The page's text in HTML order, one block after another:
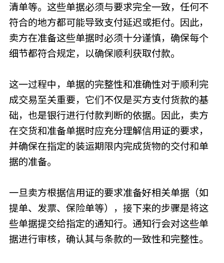
清单等。这些单据必须与要求完全一致，任何不
符合的地方都可能导致支付延迟或拒付。因此，
卖方在准备这些单据时必须十分谨慎，确保每个
细节都符合规定，以确保顺利获取付款。
这一过程中，单据的完整性和准确性对于顺利完
成交易至关重要，它们不仅是买方支付货款的基
础，也是银行进行付款判断的依据。因此，卖方
在交货和准备单据时应充分理解信用证的要求，
并确保在指定的装运期限内完成货物的交付和单
据的准备。
一旦卖方根据信用证的要求准备好相关单据（如
提单、发票、保险单等），接下来的步骤是将这
些单据提交给指定的通知行。通知行会对这些单
据进行审核，确认其与条款的一致性和完整性。